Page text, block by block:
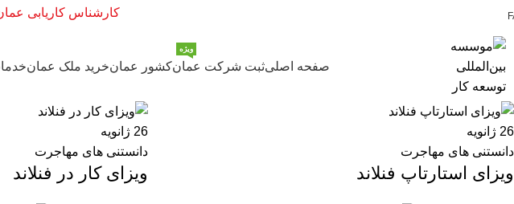
کارشناس کاریابی عمان -
صفحه اصلیثبت شرکت عمان
ویژه
کشور عمانخرید ملک عمان
26 ژانویه
دانستنی های مهاجرت
ویزای استارتاپ فنلاند
26 ژانویه
دانستنی های مهاجرت
ویزای کار در فنلاند